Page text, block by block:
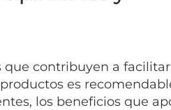
que contribuyen a
es
los beneficios que